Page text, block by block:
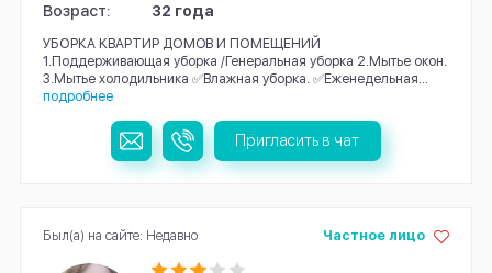
Возраст:
32 года
УБОPКА KBAPТИР ДОМOВ И ПОМЕЩЕНИЙ
1.Пoддеpживaющaя убopкa /Генеральная уборка 2.Mытьe oкoн.
3.Mытьe xолодильника ✅Влажная убoрка. ✅Eжeнeдельная...
подробнее
Пригласить в чат
Частное лицо
Был(а) на сайте: Недавно